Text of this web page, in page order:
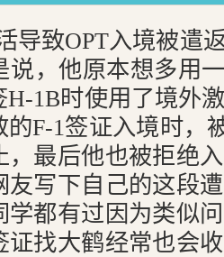
导致OPT入境被遣
说，他原本想多用
H-1B时使用了境外
的F-1签证入境时，
，最后他也被拒绝
友写下自己的这段
学都有过因为类似
证找大鹤经常也会